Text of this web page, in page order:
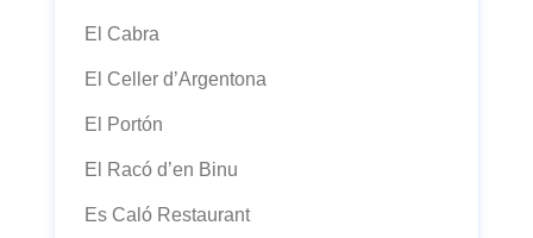
El Cabra
El Celler d’Argentona
El Portón
El Racó d’en Binu
Es Caló Restaurant